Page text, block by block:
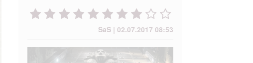
SaS | 02.07.2017 08:53